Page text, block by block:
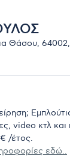
Θάσου,
video κτλ
/έτος.
εδώ..